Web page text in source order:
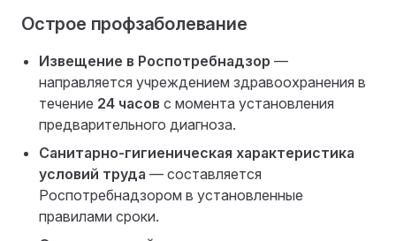
Острое профзаболевание
Извещение в Роспотребнадзор —
направляется учреждением здравоохранения в
течение 24 часов с момента установления
предварительного диагноза.
Санитарно-гигиеническая характеристика
условий труда — составляется
Роспотребнадзором в установленные
правилами сроки.